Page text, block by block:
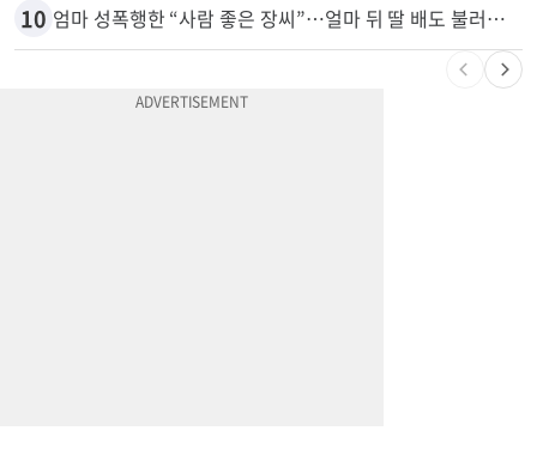
10 엄마 성폭행한 “사람 좋은 장씨”…얼마 뒤 딸 배도 불러왔다